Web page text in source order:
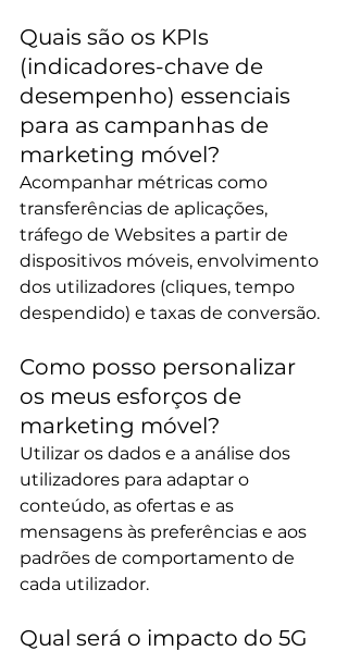
Quais são os KPIs
(indicadores-chave de
desempenho) essenciais
para as campanhas de
marketing móvel?
Acompanhar métricas como
transferências de aplicações,
tráfego de Websites a partir de
dispositivos móveis, envolvimento
dos utilizadores (cliques, tempo
despendido) e taxas de conversão.
Como posso personalizar
os meus esforços de
marketing móvel?
Utilizar os dados e a análise dos
utilizadores para adaptar o
conteúdo, as ofertas e as
mensagens às preferências e aos
padrões de comportamento de
cada utilizador.
Qual será o impacto do 5G